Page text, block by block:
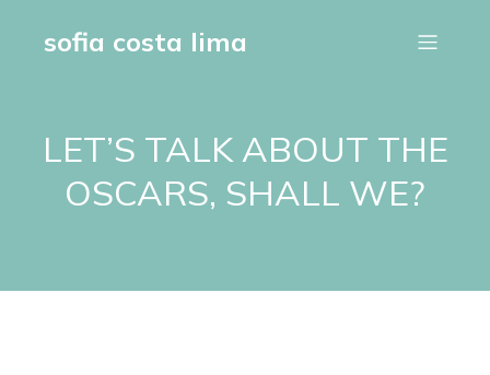
sofia costa lima
LET’S TALK ABOUT THE
OSCARS, SHALL WE?